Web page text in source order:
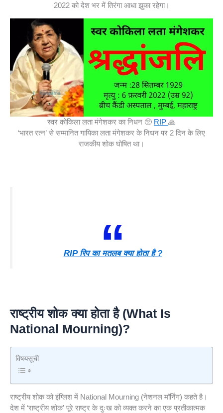
2022 को देश भर में तिरंगा आधा झुका रहेगा।
स्वर कोकिला लता मंगेशकर का निधन 🥺 RIP 🙏
‘भारत रत्न’ से सम्मानित गायिका लता मंगेशकर के निधन पर 2 दिन के लिए
राजकीय शोक घोषित था।
RIP रिप का मतलब क्या होता है ?
राष्ट्रीय शोक क्या होता है (What Is
National Mourning)?
विषयसूची
राष्ट्रीय शोक को इंग्लिश में National Mourning (नेशनल मॉर्निंग) कहते है।
देश में ‘राष्ट्रीय शोक’ पूरे राष्ट्र के दुःख को व्यक्त करने का एक प्रतीकात्मक